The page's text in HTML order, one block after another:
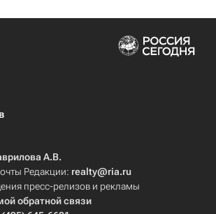
А.В.
Редакции: realty@ria.ru
пресс-релизов и рекламы
обратной связи